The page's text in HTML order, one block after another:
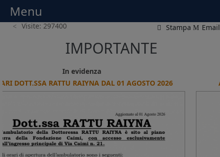
Stampa Email
Visite: 297400
IMPORTANTE
In evidenza
APERTURA AMBULATORI MESE DI AGOSTO 2026
Menu
Menu